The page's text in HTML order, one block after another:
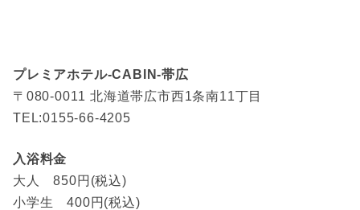
プレミアホテル-CABIN-帯広
〒080-0011 北海道帯広市西1条南11丁目
TEL:0155-66-4205
入浴料金
大人 850円(税込)
小学生 400円(税込)